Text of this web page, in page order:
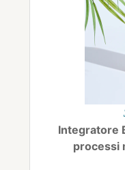
Integratore
processi